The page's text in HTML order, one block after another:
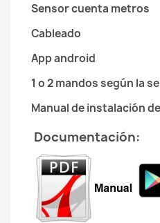
Sensor cuenta metros
Cableado
App android
1 o 2 mandos según la
Manual de instalación
Documentación: